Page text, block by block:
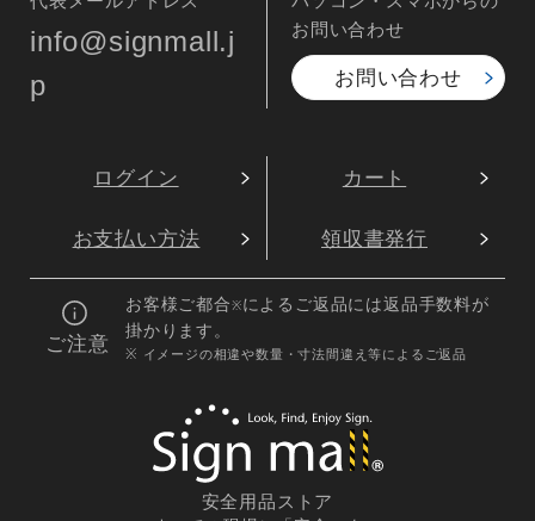
info@signmall.j
p
お問い合わせ
お問い合わせ
ログイン カート
お支払い方法 領収書発行
ご注意
お客様ご都合※によるご返品には返品手数料が
掛かります。
※ イメージの相違や数量・寸法間違え等によるご返品
安全用品ストア